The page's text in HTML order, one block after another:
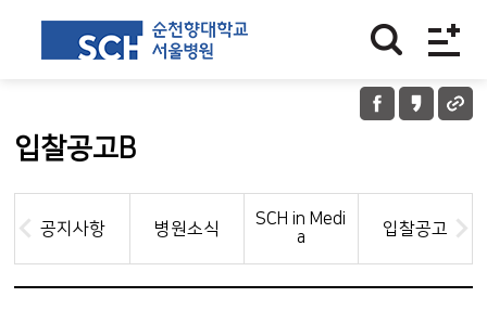
입찰공고B
공지사항 병원소식
SCH in Medi
a
입찰공고